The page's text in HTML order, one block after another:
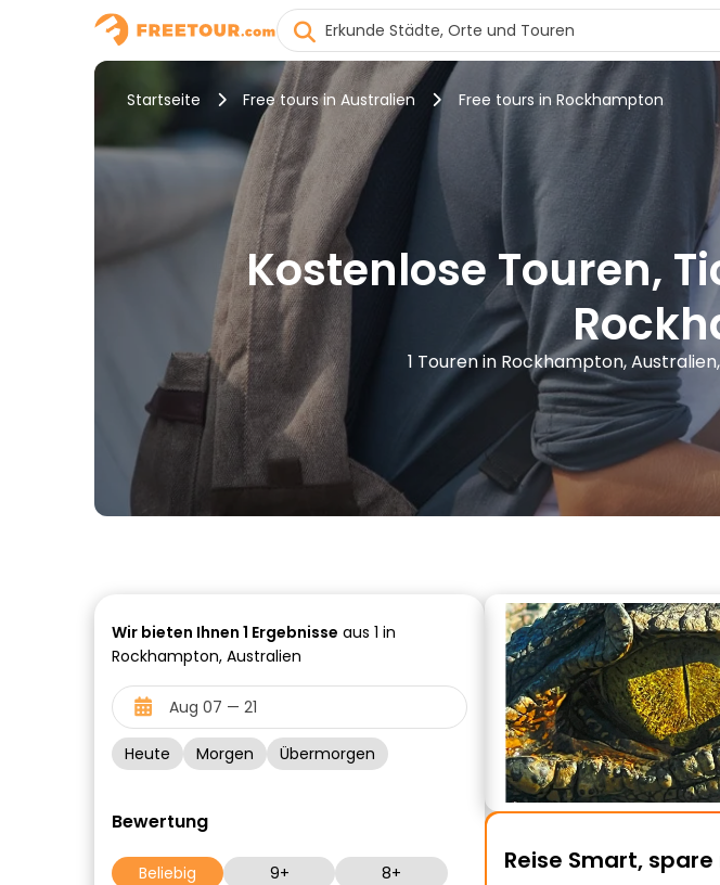
Startseite Free tours in Australien Free tours in Rockhampton
Kostenlose Touren,
1 Touren in Rockhampton,
Wir bieten Ihnen 1 Ergebnisse aus 1 in
Rockhampton, Australien
Heute Morgen Übermorgen
Bewertung
Beliebig 9+
8+
Reise Smart,